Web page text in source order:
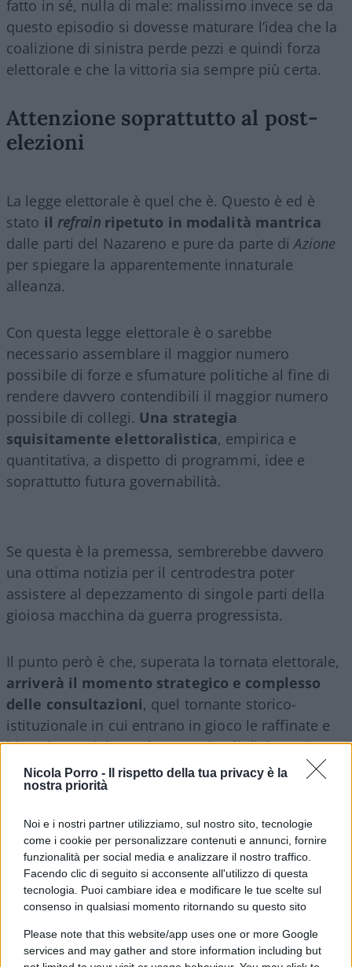
Nicola Porro -
Il rispetto della tua privacy è la
nostra priorità
Noi e i nostri partner utilizziamo, sul nostro sito, tecnologie
come i cookie per personalizzare contenuti e annunci, fornire
funzionalità per social media e analizzare il nostro traffico.
Facendo clic di seguito si acconsente all'utilizzo di questa
tecnologia. Puoi cambiare idea e modificare le tue scelte sul
consenso in qualsiasi momento ritornando su questo sito
Please note that this website/app uses one or more Google
services and may gather and store information including but
fatto in sé, nulla di male: malissimo invece se da
questo episodio si dovesse maturare l’idea che la
coalizione di sinistra perde pezzi e quindi forza
elettorale e che la vittoria sia sempre più certa.
Attenzione soprattutto al post-
elezioni
La legge elettorale è quel che è. Questo è ed è
stato il refrainripetuto in modalità mantrica
dalle parti del Nazareno e pure da parte diAzione
per spiegare la apparentemente innaturale
alleanza.
Con questa legge elettorale è o sarebbe
necessario assemblare il maggior numero
possibile di forze e sfumature politiche al fine di
rendere davvero contendibili il maggior numero
possibile di collegi. Una strategia
squisitamente elettoralistica, empirica e
quantitativa, a dispetto di programmi, idee e
soprattutto futura governabilità.
Se questa è la premessa, sembrerebbe davvero
una ottima notizia per il centrodestra poter
assistere al depezzamento di singole parti della
gioiosa macchina da guerra progressista.
Il punto però è che, superata la tornata elettorale,
arriverà il momento strategico e complesso
delle consultazioni, quel tornante storico-
istituzionale in cui entrano in gioco le raffinate e
bizantine tattiche parlamentari e di diplomazia
con il Quirinale, un momento che, la storia
recente ce lo insegna, ha visto il Pd essere
Il rischio,con un Pd partito di maggioranza
relativa, è che a dare le carte sia proprio il partito
centrodestra e assemblare una maggioranza di